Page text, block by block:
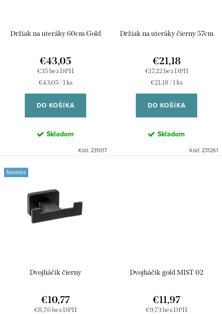
d
oDržiak na uteráky 60cm Gold
€35 bez DPH
€43,05
Jednotková
cena:
€43,05 / 1 ks
DO KOŠÍKA
Skladom
Kód: 231017
Držiak na uteráky čierny 57cm
€17,22 bez DPH
€21,18
Jednotková
cena:
€21,18 / 1 ks
DO KOŠÍKA
Skladom
Kód: 231261
Novinka
Dvojháčik čierny
€8,76 bez DPH
€10,77
Dvojháčik gold MIST 02
€9,73 bez DPH
€11,97